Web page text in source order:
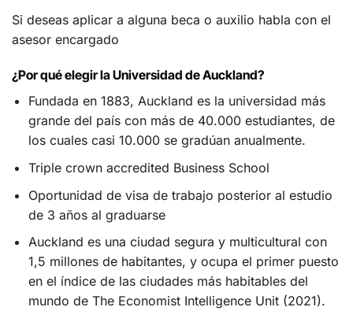
Si deseas aplicar a alguna beca o auxilio habla con el
asesor encargado
¿Por qué elegir la Universidad de Auckland?
Fundada en 1883, Auckland es la universidad más
grande del país con más de 40.000 estudiantes, de
los cuales casi 10.000 se gradúan anualmente.
Triple crown accredited Business School
Oportunidad de visa de trabajo posterior al estudio
de 3 años al graduarse
Auckland es una ciudad segura y multicultural con
1,5 millones de habitantes, y ocupa el primer puesto
en el índice de las ciudades más habitables del
mundo de The Economist Intelligence Unit (2021).